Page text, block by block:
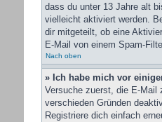
dass du unter 13 Jahre alt
vielleicht aktiviert werden.
dir mitgeteilt, ob eine
E-Mail von einem Spam-
Nach oben
» Ich habe mich vor
Versuche zuerst, die E-Mail
verschieden Gründen
Registriere dich einfach